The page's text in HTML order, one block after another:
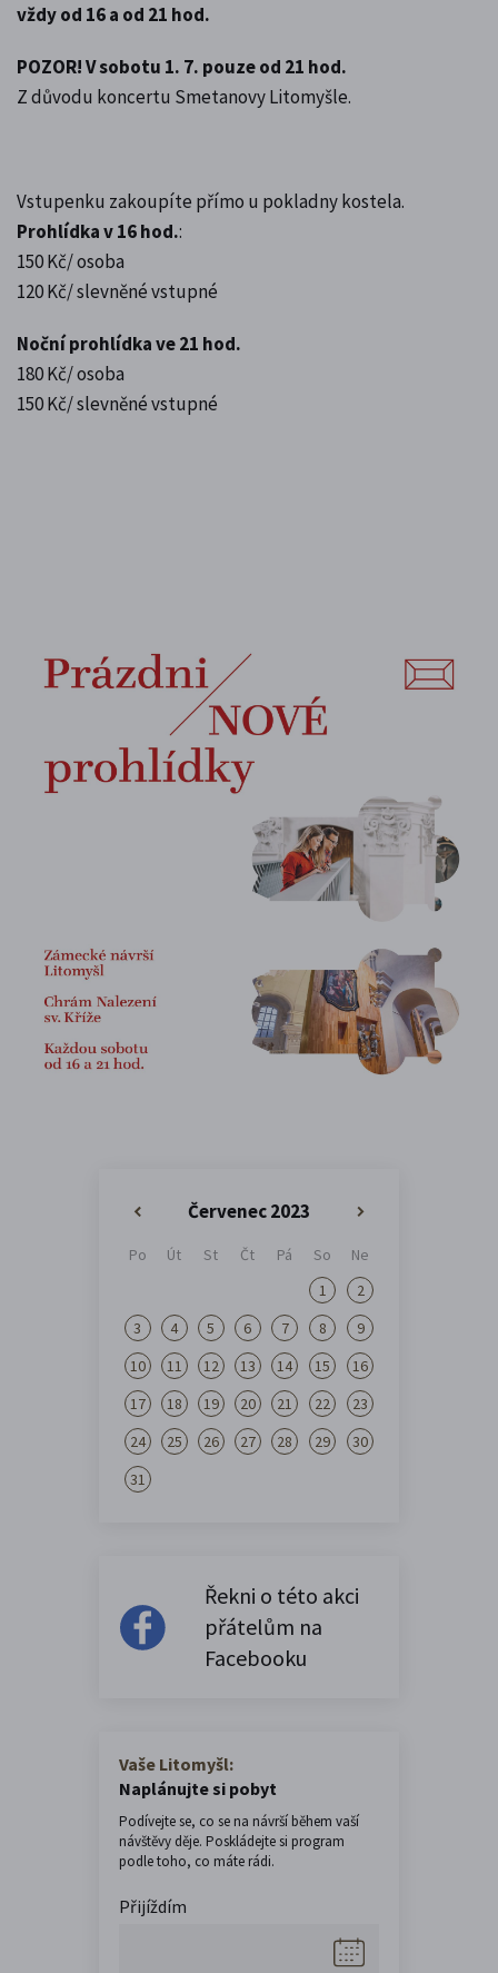
vždy od 16 a od 21 hod.
POZOR! V sobotu 1. 7. pouze od 21 hod.
Z důvodu koncertu Smetanovy Litomyšle.
Vstupenku zakoupíte přímo u pokladny kostela.
Prohlídka v 16 hod.:
150 Kč/ osoba
120 Kč/ slevněné vstupné
Noční prohlídka ve 21 hod.
180 Kč/ osoba
150 Kč/ slevněné vstupné
Červenec 2023
»
Po Út St Čt Pá So
Ne
1
2
3
4 5 6 7 8
9
10
11 12 13 14 15
16
17
18 19 20 21 22
23
24
25 26 27 28 29
30
31
Řekni o této akci
přátelům na
Facebooku
Vaše Litomyšl:
Naplánujte si pobyt
Podívejte se, co se na návrší během vaší
návštěvy děje. Poskládejte si program
podle toho, co máte rádi.
Přijíždím